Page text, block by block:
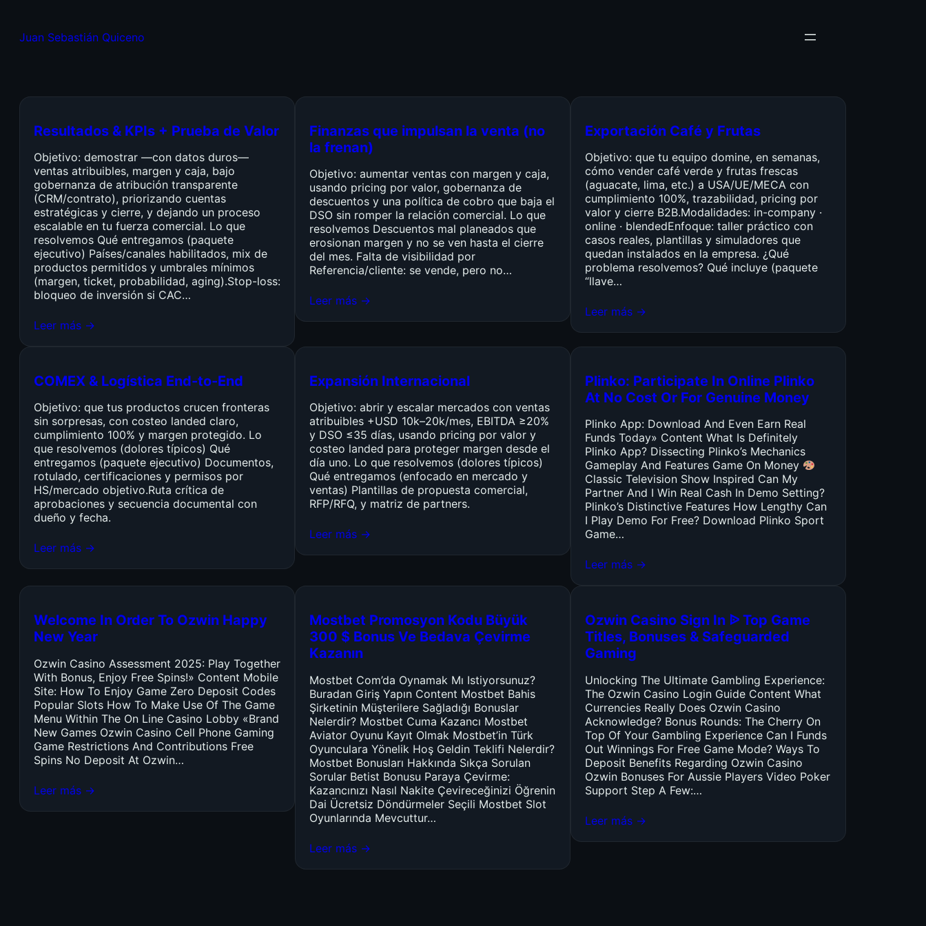
Juan Sebastián Quiceno
Resultados & KPIs + Prueba de Valor
Objetivo: demostrar —con datos duros—
ventas atribuibles, margen y caja, bajo
gobernanza de atribución transparente
(CRM/contrato), priorizando cuentas
estratégicas y cierre, y dejando un proceso
escalable en tu fuerza comercial. Lo que
resolvemos Qué entregamos (paquete
ejecutivo) Países/canales habilitados, mix de
productos permitidos y umbrales mínimos
(margen, ticket, probabilidad, aging).Stop-loss:
bloqueo de inversión si CAC…
Leer más →
Finanzas que impulsan la venta (no
la frenan)
Objetivo: aumentar ventas con margen y caja,
usando pricing por valor, gobernanza de
descuentos y una política de cobro que baja el
DSO sin romper la relación comercial. Lo que
resolvemos Descuentos mal planeados que
erosionan margen y no se ven hasta el cierre
del mes. Falta de visibilidad por
Referencia/cliente: se vende, pero no…
Leer más →
Exportación Café y Frutas
Objetivo: que tu equipo domine, en semanas,
cómo vender café verde y frutas frescas
(aguacate, lima, etc.) a USA/UE/MECA con
cumplimiento 100%, trazabilidad, pricing por
valor y cierre B2B.Modalidades: in-company ·
online · blendedEnfoque: taller práctico con
casos reales, plantillas y simuladores que
quedan instalados en la empresa. ¿Qué
problema resolvemos? Qué incluye (paquete
“llave…
Leer más →
COMEX & Logística End-to-End
Objetivo: que tus productos crucen fronteras
sin sorpresas, con costeo landed claro,
cumplimiento 100% y margen protegido. Lo
que resolvemos (dolores típicos) Qué
entregamos (paquete ejecutivo) Documentos,
rotulado, certificaciones y permisos por
HS/mercado objetivo.Ruta crítica de
aprobaciones y secuencia documental con
dueño y fecha.
Leer más →
Expansión Internacional
Objetivo: abrir y escalar mercados con ventas
atribuibles +USD 10k–20k/mes, EBITDA ≥20%
y DSO ≤35 días, usando pricing por valor y
costeo landed para proteger margen desde el
día uno. Lo que resolvemos (dolores típicos)
Qué entregamos (enfocado en mercado y
ventas) Plantillas de propuesta comercial,
RFP/RFQ, y matriz de partners.
Leer más →
Plinko: Participate In Online Plinko
At No Cost Or For Genuine Money
Plinko App: Download And Even Earn Real
Funds Today» Content What Is Definitely
Plinko App? Dissecting Plinko’s Mechanics
Gameplay And Features Game On Money
Classic Television Show Inspired Can My
Partner And I Win Real Cash In Demo Setting?
Plinko’s Distinctive Features How Lengthy Can
I Play Demo For Free? Download Plinko Sport
Game…
Leer más →
Welcome In Order To Ozwin Happy
New Year
Ozwin Casino Assessment 2025: Play Together
With Bonus, Enjoy Free Spins!» Content Mobile
Site: How To Enjoy Game Zero Deposit Codes
Popular Slots How To Make Use Of The Game
Menu Within The On Line Casino Lobby «Brand
New Games Ozwin Casino Cell Phone Gaming
Game Restrictions And Contributions Free
Spins No Deposit At Ozwin…
Leer más →
Mostbet Promosyon Kodu Büyük
300 $ Bonus Ve Bedava Çevirme
Kazanın
Mostbet Com’da Oynamak Mı Istiyorsunuz?
Buradan Giriş Yapın Content Mostbet Bahis
Şirketinin Müşterilere Sağladığı Bonuslar
Nelerdir? Mostbet Cuma Kazancı Mostbet
Aviator Oyunu Kayıt Olmak Mostbet’in Türk
Oyunculara Yönelik Hoş Geldin Teklifi Nelerdir?
Mostbet Bonusları Hakkında Sıkça Sorulan
Sorular Betist Bonusu Paraya Çevirme:
Kazancınızı Nasıl Nakite Çevireceğinizi Öğrenin
Dai Ücretsiz Döndürmeler Seçili Mostbet Slot
Oyunlarında Mevcuttur…
Leer más →
Ozwin Casino Sign In ᐉ Top Game
Titles, Bonuses & Safeguarded
Gaming
Unlocking The Ultimate Gambling Experience:
The Ozwin Casino Login Guide Content What
Currencies Really Does Ozwin Casino
Acknowledge? Bonus Rounds: The Cherry On
Top Of Your Gambling Experience Can I Funds
Out Winnings For Free Game Mode? Ways To
Deposit Benefits Regarding Ozwin Casino
Ozwin Bonuses For Aussie Players Video Poker
Support Step A Few:…
Leer más →